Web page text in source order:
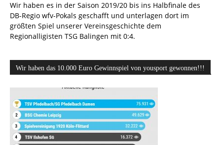
Wir haben es in der Saison 2019/20 bis ins Halbfinale des
DB-Regio wfv-Pokals geschafft und unterlagen dort im
größten Spiel unserer Vereinsgeschichte dem
Regionalligisten TSG Balingen mit 0:4.
Wir haben das 10.000 Euro Gewinnspiel von yousport gewonnen!!!